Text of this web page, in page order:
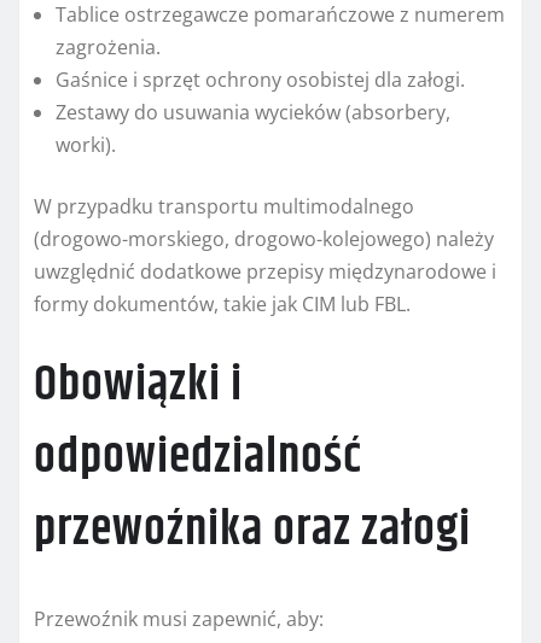
Tablice ostrzegawcze pomarańczowe z numerem
zagrożenia.
Gaśnice i sprzęt ochrony osobistej dla załogi.
Zestawy do usuwania wycieków (absorbery,
worki).
W przypadku transportu multimodalnego
(drogowo-morskiego, drogowo-kolejowego) należy
uwzględnić dodatkowe przepisy międzynarodowe i
formy dokumentów, takie jak CIM lub FBL.
Obowiązki i
odpowiedzialność
przewoźnika oraz załogi
Przewoźnik musi zapewnić, aby: